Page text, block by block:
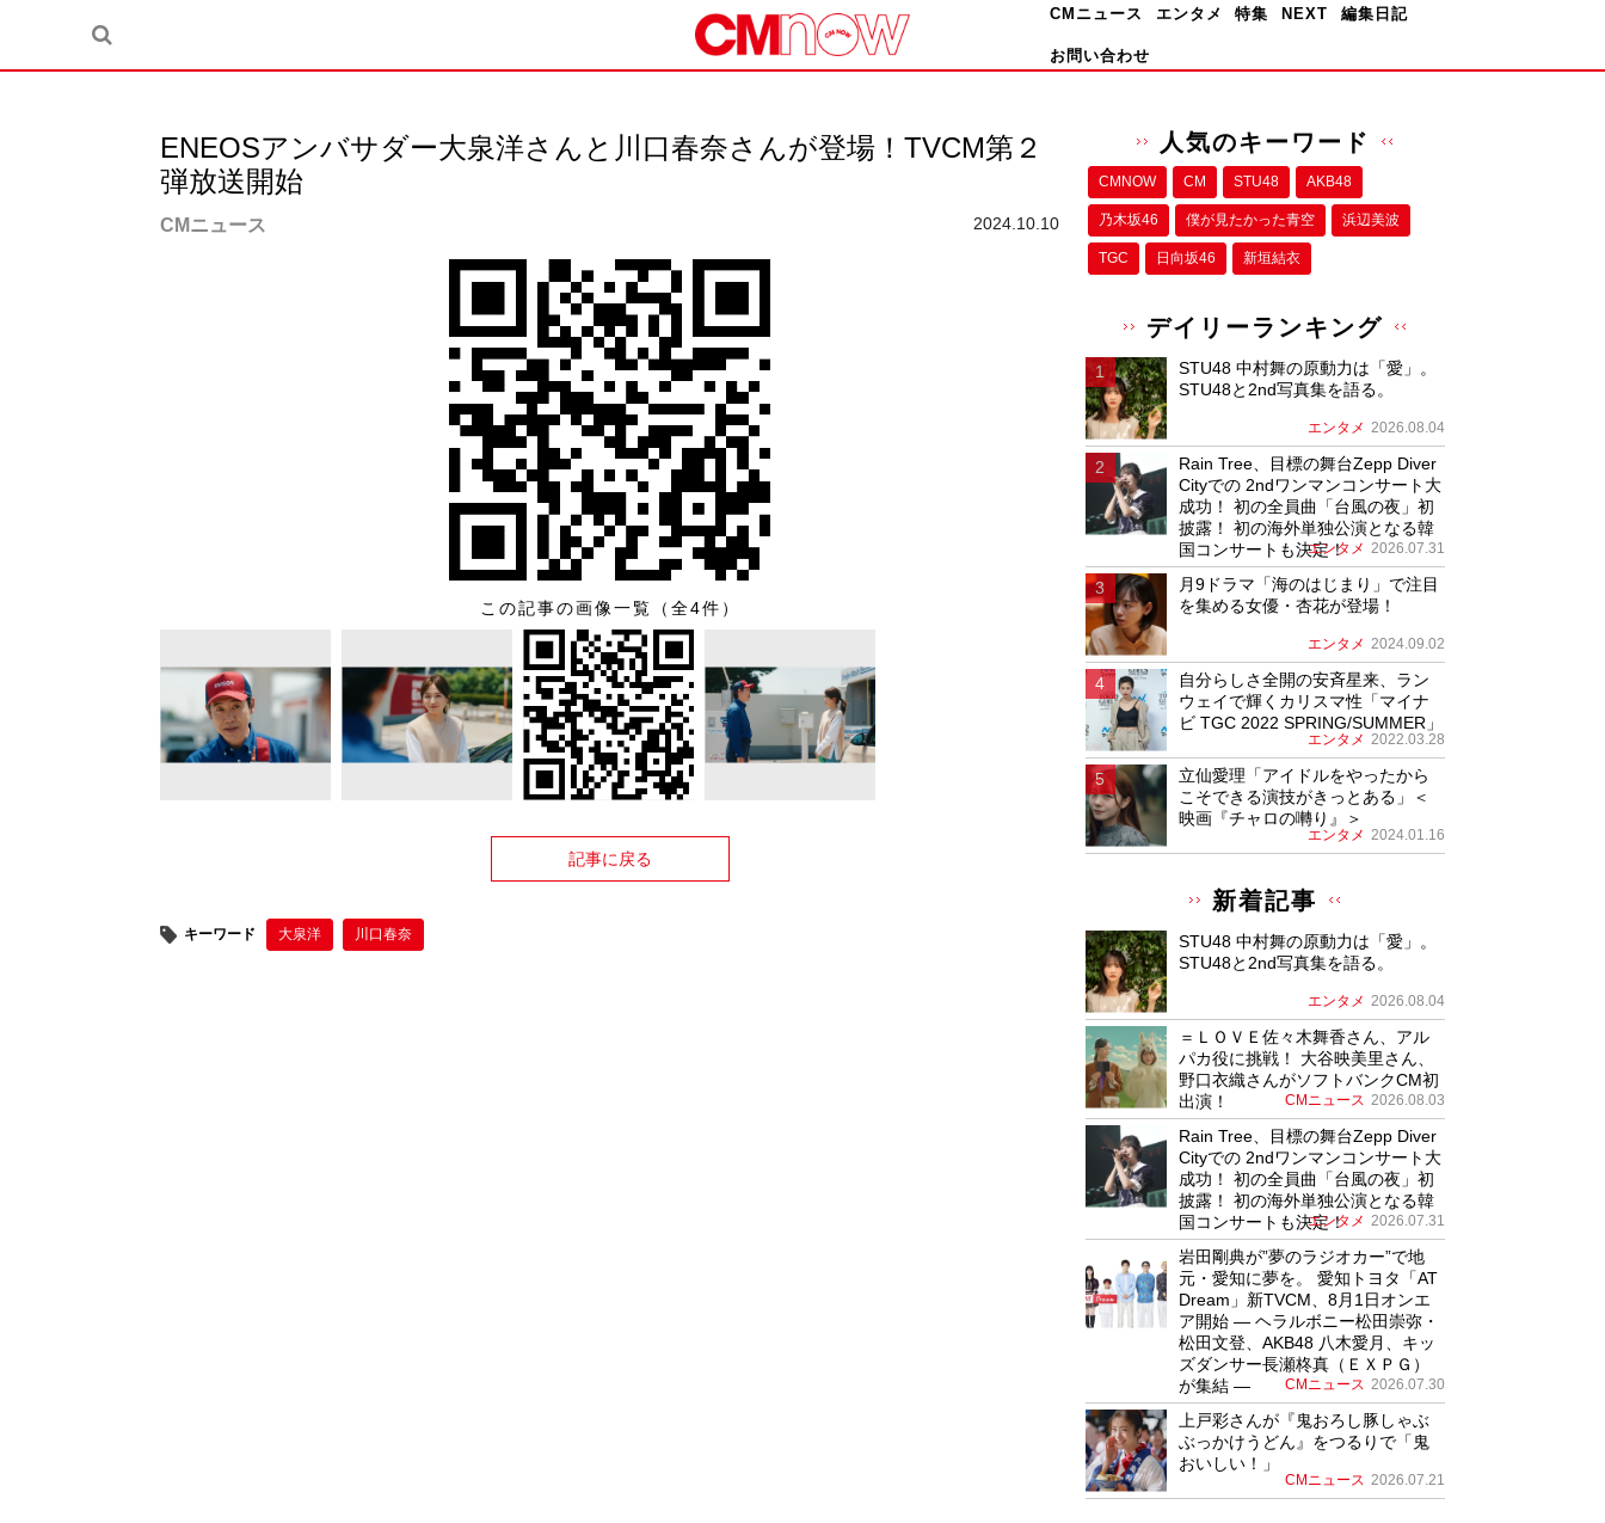
CMニュース エンタメ 特集 NEXT 編集日記
お問い合わせ
ENEOSアンバサダー大泉洋さんと川口春奈さんが登場！TVCM第２
弾放送開始
CMニュース 2024.10.10
この記事の画像一覧（全4件）
記事に戻る
キーワード 大泉洋 川口春奈
人気のキーワード
CMNOW CM STU48 AKB48
乃木坂46 僕が⾒たかった⻘空 浜辺美波
TGC 日向坂46 新垣結衣
デイリーランキング
STU48 中村舞の原動力は「愛」。
STU48と2nd写真集を語る。
エンタメ 2026.08.04
Rain Tree、目標の舞台Zepp Diver
Cityでの 2ndワンマンコンサート大
成功！ 初の全員曲「台風の夜」初
披露！ 初の海外単独公演となる韓
国コンサートも決定！
エンタメ 2026.07.31
月9ドラマ「海のはじまり」で注目
を集める女優・杏花が登場！
エンタメ 2024.09.02
自分らしさ全開の安斉星来、ラン
ウェイで輝くカリスマ性「マイナ
ビ TGC 2022 SPRING/SUMMER」
エンタメ 2022.03.28
立仙愛理「アイドルをやったから
こそできる演技がきっとある」＜
映画『チャロの囀り』＞
エンタメ 2024.01.16
新着記事
STU48 中村舞の原動力は「愛」。
STU48と2nd写真集を語る。
エンタメ 2026.08.04
＝ＬＯＶＥ佐々木舞香さん、アル
パカ役に挑戦！ 大谷映美里さん、
野口衣織さんがソフトバンクCM初
出演！
CMニュース 2026.08.03
Rain Tree、目標の舞台Zepp Diver
Cityでの 2ndワンマンコンサート大
成功！ 初の全員曲「台風の夜」初
披露！ 初の海外単独公演となる韓
国コンサートも決定！
エンタメ 2026.07.31
岩田剛典が”夢のラジオカー”で地
元・愛知に夢を。 愛知トヨタ「AT
Dream」新TVCM、8月1日オンエ
ア開始 ― ヘラルボニー松田崇弥・
松田文登、AKB48 八木愛月、キッ
ズダンサー長瀬柊真（ＥＸＰＧ）
が集結 ―
CMニュース 2026.07.30
上戸彩さんが『鬼おろし豚しゃぶ
ぶっかけうどん』をつるりで「鬼
おいしい！」
CMニュース 2026.07.21